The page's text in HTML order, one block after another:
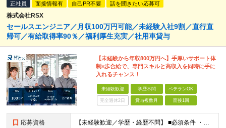
正社員 面接情報有 自己PR不要 話を聞きたい応募可
株式会社RSX
セールスエンジニア／月収100万円可能／未経験入社9割／直行直
帰可／有給取得率90％／福利厚生充実／社用車貸与
【未経験から年収800万円へ】手厚いサポート体
制×歩合給で、専門スキルと高収入を同時に手に
入れるチャンス！
未経験歓迎 学歴不問 ベテランOK
完全週休2日 賞与複数月 面接1回
応募資格 【未経験歓迎／学歴・経歴不問】 ■必須条件 ・普通自動車免許（AT限定可）のみ 特別なスキルや経験は一切不要。 実際に、社員の9割以上が未経験スタートです。 「工具を触ったことがない」 「現場仕